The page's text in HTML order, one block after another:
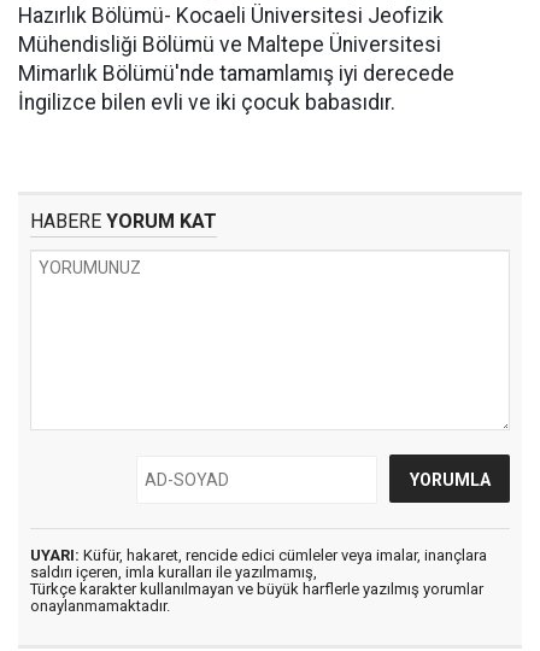
Hazırlık Bölümü- Kocaeli Üniversitesi Jeofizik
Mühendisliği Bölümü ve Maltepe Üniversitesi
Mimarlık Bölümü'nde tamamlamış iyi derecede
İngilizce bilen evli ve iki çocuk babasıdır.
HABERE YORUM KAT
UYARI: Küfür, hakaret, rencide edici cümleler veya imalar, inançlara
saldırı içeren, imla kuralları ile yazılmamış,
Türkçe karakter kullanılmayan ve büyük harflerle yazılmış yorumlar
onaylanmamaktadır.